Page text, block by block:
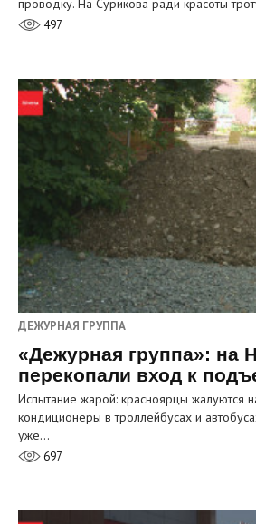
497
ДЕЖУРНАЯ ГРУППА
«Дежурная группа»: на
перекопали вход к
Испытание жарой: красноярцы жалуются
кондиционеры в троллейбусах и
уже…
697